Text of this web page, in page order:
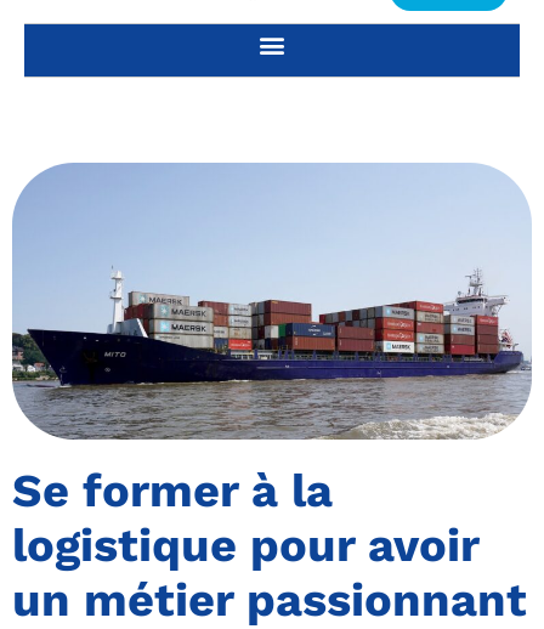
Se former à la
logistique pour avoir
un métier passionnant